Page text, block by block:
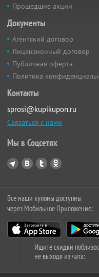
Прошедшие акции
Документы
Агентский договор
Лицензионный договор
Публичная оферта
Политика
Контакты
sprosi@kupikupon.ru
Связаться с нами
Мы в Соцсетях
Все наши купоны доступны
через Мобильное Приложение:
Ищите скидки
не выходя из чата: